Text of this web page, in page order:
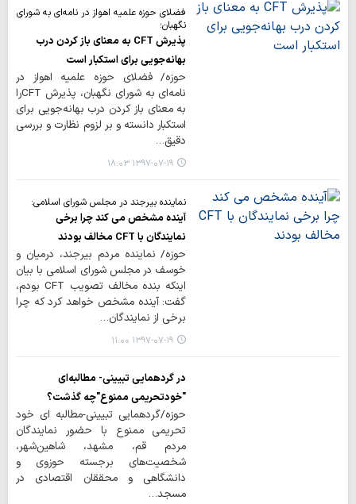
فضلای حوزه علمیه اهواز در نامه‌ای به شورای
نگهبان؛
پذیرش CFT به معنای باز کردن درب
بهانه‌جویی برای استکبار است
حوزه/ فضلای حوزه علمیه اهواز در
نامه‌ای به شورای نگهبان، پذیرش CFTرا
به معنای باز کردن درب بهانه‌جویی برای
استکبار دانسته و بر لزوم نظارت و بررسی
دقیق…
۱۳۹۷-۰۷-۱۹ ۱۸:۰۳
نماینده بیرجند در مجلس شورای اسلامی:
آینده مشخص می کند چرا برخی
نمایندگان با CFT مخالف بودند
حوزه/ نماینده مردم بیرجند، درمیان و
خوسف در مجلس شورای اسلامی با بیان
اینکه بنده مخالف تصویب CFT بودم،
گفت: آینده مشخص خواهد کرد که چرا
برخی از نمایندگان…
۱۳۹۷-۰۷-۱۹ ۱۱:۰۰
در گردهمایی تبیینی- مطالبه‌ای
"خودتحریمی ممنوع"چه گذشت؟
حوزه/گردهمایی تبیینی-مطالبه ای خود
تحریمی ممنوع با حضور نمایندگان
مردم قم، مشهد، شاهین‌شهر،
شخصیت‌های برجسته حوزوی و
دانشگاهی و محققان اقتصادی در
مسجد…